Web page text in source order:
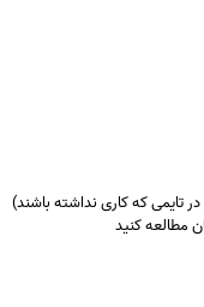
تایمی که کاری نداشته باشند)
مطالعه کنید